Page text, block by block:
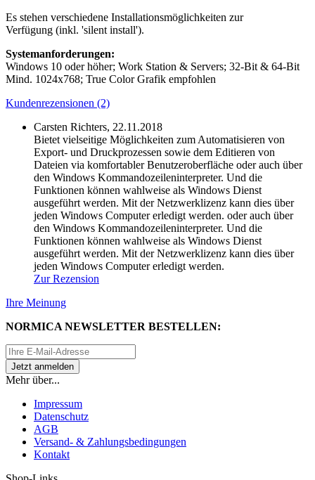
Es stehen verschiedene Installationsmöglichkeiten zur
Verfügung (inkl. 'silent install').
Systemanforderungen:
Windows 10 oder höher; Work Station & Servers; 32-Bit & 64-Bit
Mind. 1024x768; True Color Grafik empfohlen
Kundenrezensionen (2)
Carsten Richters, 22.11.2018
Bietet vielseitige Möglichkeiten zum Automatisieren von
Export- und Druckprozessen sowie dem Editieren von
Dateien via komfortabler Benutzeroberfläche oder auch über
den Windows Kommandozeileninterpreter. Und die
Funktionen können wahlweise als Windows Dienst
ausgeführt werden. Mit der Netzwerklizenz kann dies über
jeden Windows Computer erledigt werden. oder auch über
den Windows Kommandozeileninterpreter. Und die
Funktionen können wahlweise als Windows Dienst
ausgeführt werden. Mit der Netzwerklizenz kann dies über
jeden Windows Computer erledigt werden.
Zur Rezension
Ihre Meinung
NORMICA NEWSLETTER BESTELLEN:
Mehr über...
Impressum
Datenschutz
AGB
Versand- & Zahlungsbedingungen
Kontakt